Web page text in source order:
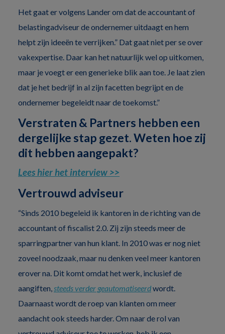
Het gaat er volgens Lander om dat de accountant of
belastingadviseur de ondernemer uitdaagt en hem
helpt zijn ideeën te verrijken.” Dat gaat niet per se over
vakexpertise. Daar kan het natuurlijk wel op uitkomen,
maar je voegt er een generieke blik aan toe. Je laat zien
dat je het bedrijf in al zijn facetten begrijpt en de
ondernemer begeleidt naar de toekomst.”
Verstraten & Partners hebben een
dergelijke stap gezet. Weten hoe zij
dit hebben aangepakt?
Lees hier het interview >>
Vertrouwd adviseur
“Sinds 2010 begeleid ik kantoren in de richting van de
accountant of fiscalist 2.0. Zij zijn steeds meer de
sparringpartner van hun klant. In 2010 was er nog niet
zoveel noodzaak, maar nu denken veel meer kantoren
erover na. Dit komt omdat het werk, inclusief de
aangiften,steeds verder geautomatiseerdwordt.
Daarnaast wordt de roep van klanten om meer
aandacht ook steeds harder. Om naar de rol van